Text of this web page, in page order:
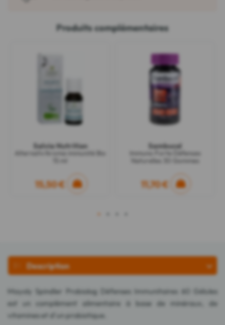
Produits complémentaires
Salvia Nutrition
Alternativ'Aroma immunité Bio
15,50 €
Sambucol
Immuno Forte Défenses
Naturelles 30 Gommes
11,70 €
1
Description
Mayoly Spindler Probiolog Défenses Immunitaires 60 Gélules
est un complément alimentaire à base de minéraux, de
vitamines et d'un probiotique.